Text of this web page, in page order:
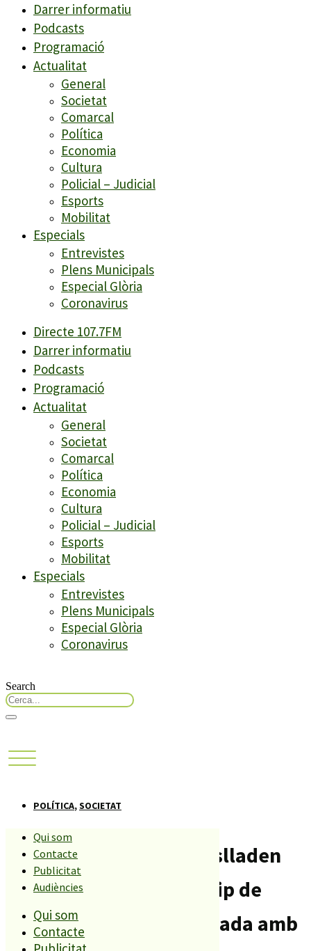
Darrer informatiu
Podcasts
Programació
Actualitat
General
Societat
Comarcal
Política
Economia
Cultura
Policial – Judicial
Esports
Mobilitat
Especials
Entrevistes
Plens Municipals
Especial Glòria
Coronavirus
Directe 107.7FM
Darrer informatiu
Podcasts
Programació
Actualitat
General
Societat
Comarcal
Política
Economia
Cultura
Policial – Judicial
Esports
Mobilitat
Especials
Entrevistes
Plens Municipals
Especial Glòria
Coronavirus
Search
Qui som
Contacte
Publicitat
Audiències
Qui som
Contacte
POLÍTICA,SOCIETAT
Els veïns del centre traslladen
els seus neguits a l’equip de
govern en l’última trobada amb